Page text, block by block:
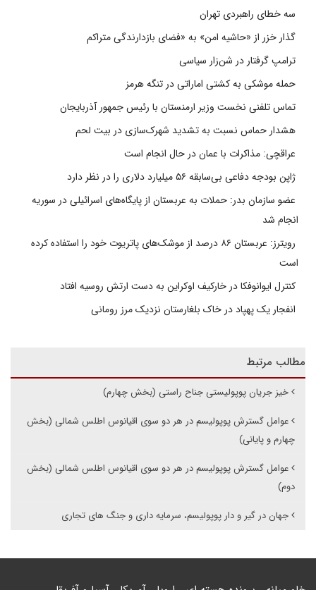
سه خطای راهبردی تهران
گذار خزر از «حاشیه امن» به «فضای بازدارندگی متراکم
ترامپ گرفتار در شن‌زار سیاسی
حمله موشکی به کشتی اماراتی در تنگه هرمز
تماس تلفنی نخست وزیر ارمنستان با رئیس جمهور آذربایجان
هشدار حماس نسبت به تشدید شهرک‌سازی در بیت‌ لحم
عراقچی: مذاکرات با عمان در حال انجام است
ژاپن بودجه دفاعی بی‌سابقه ۵۶ میلیارد دلاری را در نظر دارد
عضو سازمان بدر: حملات به عربستان از پایگاه‌های اسرائیلی در سوریه
انجام شد
رویترز: عربستان ۸۶ درصد از موشک‌های پاتریوت خود را استفاده کرده
است
کنترل ایوانوفکا در خارکیف اوکراین به دست ارتش روسیه افتاد
انفجار یک پهپاد در خاک بلغارستان نزدیک مرز رومانی
مطالب مرتبط
خیز جریان پوپولیستی جناح راستی (بخش چهارم)
عوامل گسترش پوپولیسم در هر دو سوی اقیانوس اطلس شمالی (بخش
چهارم و پایانی)
عوامل گسترش پوپولیسم در هر دو سوی اقیانوس اطلس شمالی (بخش
دوم)
جهان در گیر و دار پوپولیسم، سرمایه داری و جنگ های تجاری